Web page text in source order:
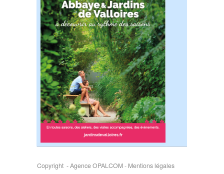
Copyright - Agence OPALCOM- Mentions légales